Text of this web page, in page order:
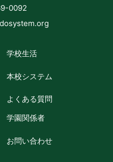
0092
学校生活
本校システム
よくある質問
学園関係者
お問い合わせ